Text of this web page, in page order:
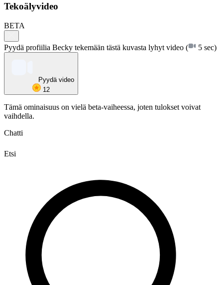
Tekoälyvideo
BETA
Pyydä profiilia Becky tekemään tästä kuvasta lyhyt video ( 5 sec)
Pyydä video
12
Tämä ominaisuus on vielä beta-vaiheessa, joten tulokset voivat
vaihdella.
Chatti
Etsi